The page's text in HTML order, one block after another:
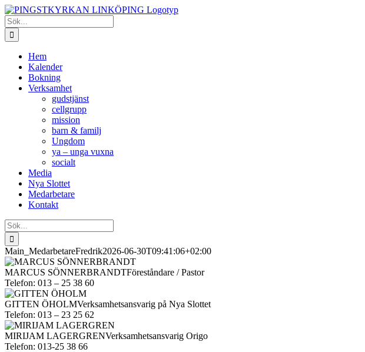
Fortsätt
till
innehållet
Sök
efter:
Hem
Kalender
Bokning
Verksamhet
gudstjänst
cellgrupp
mission
barn & familj
Ungdom
ya – unga vuxna
socialt
Media
Nya Slottet
Medarbetare
Kontakt
Sök
efter:
Main_MedarbetareFredrik2026-06-30T09:41:06+02:00
MARCUS SÖNNERBRANDTFöreståndare / Pastor
Telefon: 013 – 25 38 60
GITTEN ÖHOLMVerksamhetsansvarig på Nya Slottet
Telefon: 013 – 23 25 62
MIRIJAM LAGERGRENVerksamhetsansvarig Origo
Telefon: 013-25 38 66